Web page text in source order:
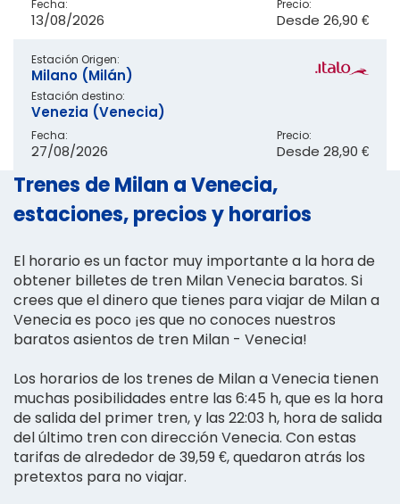
Fecha:
13/08/2026
Precio:
Desde 26,90 €
Estación Origen:
Milano (Milán)
Estación destino:
Venezia (Venecia)
Fecha:
27/08/2026
Precio:
Desde 28,90 €
Trenes de Milan a Venecia,
estaciones, precios y horarios
El horario es un factor muy importante a la hora de
obtener billetes de tren Milan Venecia baratos. Si
crees que el dinero que tienes para viajar de Milan a
Venecia es poco ¡es que no conoces nuestros
baratos asientos de tren Milan - Venecia!
Los horarios de los trenes de Milan a Venecia tienen
muchas posibilidades entre las 6:45 h, que es la hora
de salida del primer tren, y las 22:03 h, hora de salida
del último tren con dirección Venecia. Con estas
tarifas de alrededor de 39,59 €, quedaron atrás los
pretextos para no viajar.